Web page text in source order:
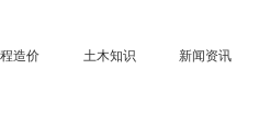
造价 土木知识 新闻资讯